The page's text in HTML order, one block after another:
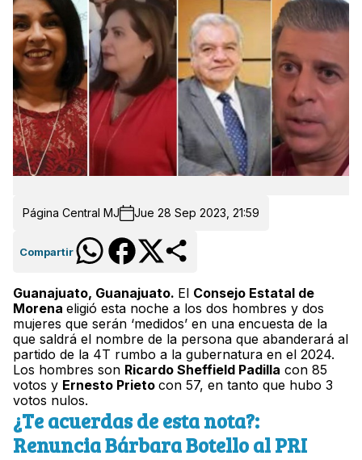
Página Central MJ Jue 28 Sep 2023, 21:59
Compartir
Guanajuato, Guanajuato. El Consejo Estatal de
Morena eligió esta noche a los dos hombres y dos
mujeres que serán ‘medidos’ en una encuesta de la
que saldrá el nombre de la persona que abanderará al
partido de la 4T rumbo a la gubernatura en el 2024.
Los hombres son Ricardo Sheffield Padilla con 85
votos y Ernesto Prieto con 57, en tanto que hubo 3
votos nulos.
¿Te acuerdas de esta nota?:
Renuncia Bárbara Botello al PRI